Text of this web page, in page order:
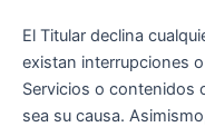
El Titular declina
existan interrupciones
Servicios o contenidos
sea su causa.